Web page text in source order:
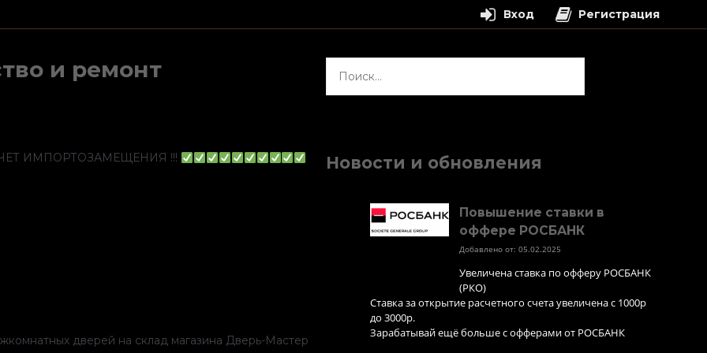
и ремонт
ИМПОРТОЗАМЕЩЕНИЯ !!!
дверей на склад магазина Дверь-Мастер
Новости и обновления
Повышение ставки в
оффере РОСБАНК
Добавлено от: 05.02.2025
Увеличена ставка по офферу РОСБАНК
(РКО)
Ставка за открытие расчетного счета увеличена с 1000р
до 3000р.
Зарабатывай ещё больше с офферами от РОСБАНК
Вход Регистрация